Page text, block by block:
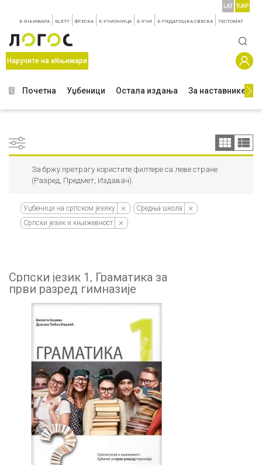
E-КЊИЖАРА KLETT ФРЕСКА E-УЧИОНИЦА E-УЧИ Е-ПЕДАГОШКА СВЕСКА TЕСТОМАТ
LAT ЋИР
Наручите на еКњижари
Почетна Уџбеници Остала издања За наставнике
За бржу претрагу користите филтере са леве стране
(Разред, Предмет, Издавач).
Уџбеници на српском језику
Средња школа
Српски језик и књижевност
Српски језик 1, Граматика за
први разред гимназије